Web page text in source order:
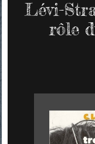
Lévi-
rôle